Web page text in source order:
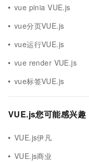
vue pinia VUE.js
vue分页VUE.js
vue运行VUE.js
vue render VUE.js
vue标签VUE.js
VUE.js您可能感兴趣
VUE.js伊凡
VUE.js商业